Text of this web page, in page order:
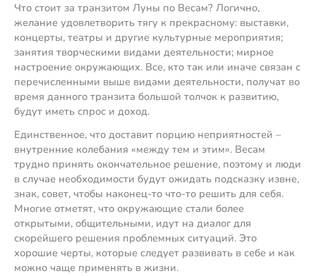
Что стоит за транзитом Луны по Весам? Логично,
желание удовлетворить тягу к прекрасному: выставки,
концерты, театры и другие культурные мероприятия;
занятия творческими видами деятельности; мирное
настроение окружающих. Все, кто так или иначе связан с
перечисленными выше видами деятельности, получат во
время данного транзита большой толчок к развитию,
будут иметь спрос и доход.
Единственное, что доставит порцию неприятностей –
внутренние колебания «между тем и этим». Весам
трудно принять окончательное решение, поэтому и люди
в случае необходимости будут ожидать подсказку извне,
знак, совет, чтобы наконец-то что-то решить для себя.
Многие отметят, что окружающие стали более
открытыми, общительными, идут на диалог для
скорейшего решения проблемных ситуаций. Это
хорошие черты, которые следует развивать в себе и как
можно чаще применять в жизни.